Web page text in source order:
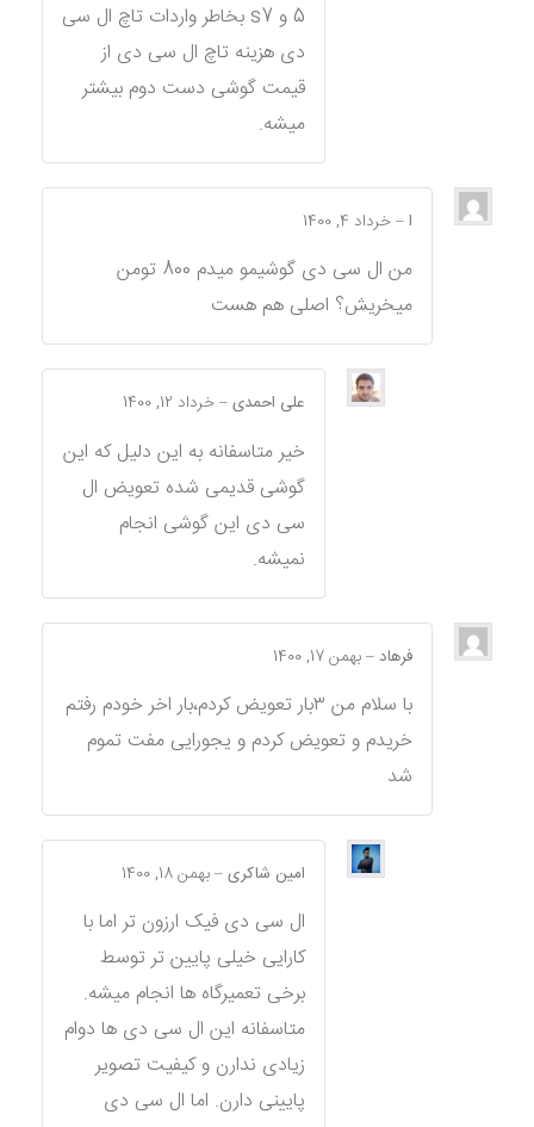
5 و s7 بخاطر واردات تاچ ال سی
دی هزینه تاچ ال سی دی از
قیمت گوشی دست دوم بیشتر
میشه.
ا–خرداد 4, 1400
من ال سی دی گوشیمو میدم 800 تومن
میخریش؟ اصلی هم هست
علی احمدی–خرداد 12, 1400
خیر متاسفانه به این دلیل که این
گوشی قدیمی شده تعویض ال
سی دی این گوشی انجام
نمیشه.
فرهاد –بهمن 17, 1400
با سلام من ۳بار تعویض کردم،بار اخر خودم رفتم
خریدم و تعویض کردم و یجورایی مفت تموم
شد
امین شاکری–بهمن 18, 1400
ال سی دی فیک ارزون تر اما با
کارایی خیلی پایین تر توسط
برخی تعمیرگاه ها انجام میشه.
متاسفانه این ال سی دی ها دوام
زیادی ندارن و کیفیت تصویر
پایینی دارن. اما ال سی دی